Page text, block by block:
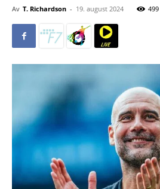
Av T. Richardson - 19. august 2024 499